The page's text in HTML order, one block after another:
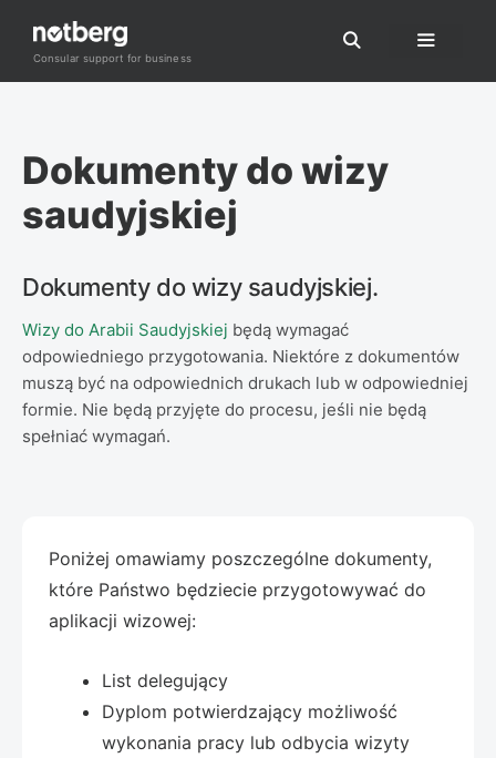
treści
Consular support for business
Dokumenty do wizy
saudyjskiej
Dokumenty do wizy saudyjskiej.
Wizy do Arabii Saudyjskiej będą wymagać
odpowiedniego przygotowania. Niektóre z dokumentów
muszą być na odpowiednich drukach lub w odpowiedniej
formie. Nie będą przyjęte do procesu, jeśli nie będą
spełniać wymagań.
Poniżej omawiamy poszczególne dokumenty,
które Państwo będziecie przygotowywać do
aplikacji wizowej:
List delegujący
Dyplom potwierdzający możliwość
wykonania pracy lub odbycia wizyty